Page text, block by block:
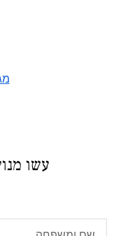
עשו